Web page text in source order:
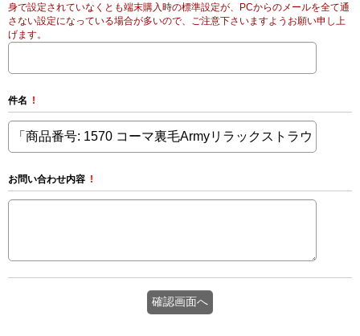
身で設定されていなくとも端末購入時の標準設定が、PCからのメールを全て通
さない設定になっている場合が多いので、ご注意下さいますようお願い申し上
げます。
件名 !
お問い合わせ内容 !